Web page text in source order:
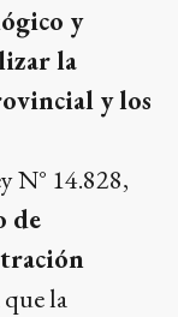
y
la
y los
N° 14.828,
de
que la